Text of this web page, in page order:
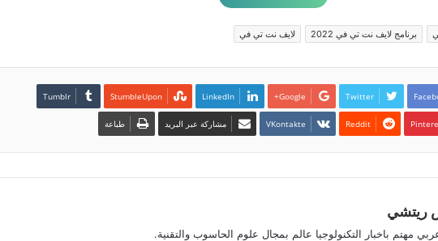
برنامج لايف نت تي في 2022 لايف نت تي في
Twitter
Google+
LinkedIn
مشاركة عبر البريد طباعة
ريتشي
مهتم باخبار التكنولوجيا عالم بمجال علوم الحاسوب والتقنية.